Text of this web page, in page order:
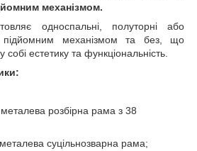
механізмом.
односпальні, полуторні або
підйомним механізмом та без, що
естетику та функціональність.
розбірна рама з 38
суцільнозварна рама;